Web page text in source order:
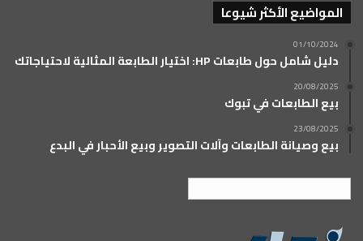
المواضيع الأكثر شيوعا
01/10/2024
دليل شامل حول طابعات HP: اختيار الطابعة المثالية لاحتياجاتك
20/08/2025
بيع الطابعات في تبوك
23/08/2025
بيع وصيانة الطابعات وآلات التصوير وبيع الأحبار في البدع